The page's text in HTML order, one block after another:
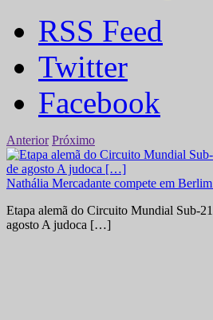
RSS Feed
Twitter
Facebook
Anterior Próximo
Nathália Mercadante compete em Berlim
Etapa alemã do Circuito Mundial Sub-
agosto A judoca […]